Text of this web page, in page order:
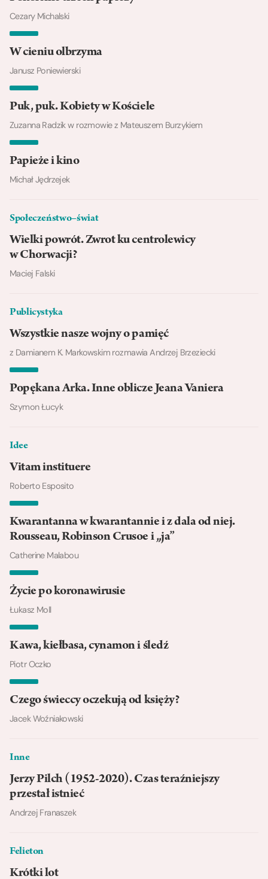
Cezary Michalski
W cieniu olbrzyma
Janusz Poniewierski
Puk, puk. Kobiety w Kościele
Zuzanna Radzik w rozmowie z Mateuszem Burzykiem
Papieże i kino
Michał Jędrzejek
Społeczeństwo–świat
Wielki powrót. Zwrot ku centrolewicy
w Chorwacji?
Maciej Falski
Publicystyka
Wszystkie nasze wojny o pamięć
z Damianem K. Markowskim rozmawia Andrzej Brzeziecki
Popękana Arka. Inne oblicze Jeana Vaniera
Szymon Łucyk
Idee
Vitam instituere
Roberto Esposito
Kwarantanna w kwarantannie i z dala od niej.
Rousseau, Robinson Crusoe i „ja”
Catherine Malabou
Życie po koronawirusie
Łukasz Moll
Kawa, kiełbasa, cynamon i śledź
Piotr Oczko
Czego świeccy oczekują od księży?
Jacek Woźniakowski
Inne
Jerzy Pilch (1952-2020). Czas teraźniejszy
przestał istnieć
Andrzej Franaszek
Felieton
Krótki lot